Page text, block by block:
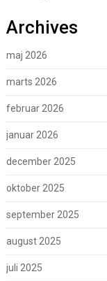
Archives
maj 2026
marts 2026
februar 2026
januar 2026
december 2025
oktober 2025
september 2025
august 2025
juli 2025